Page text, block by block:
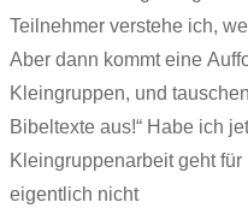
Teilnehmer verstehe ich,
Aber dann kommt eine
Kleingruppen, und
Bibeltexte aus!“ Habe ich
Kleingruppenarbeit geht
eigentlich nicht